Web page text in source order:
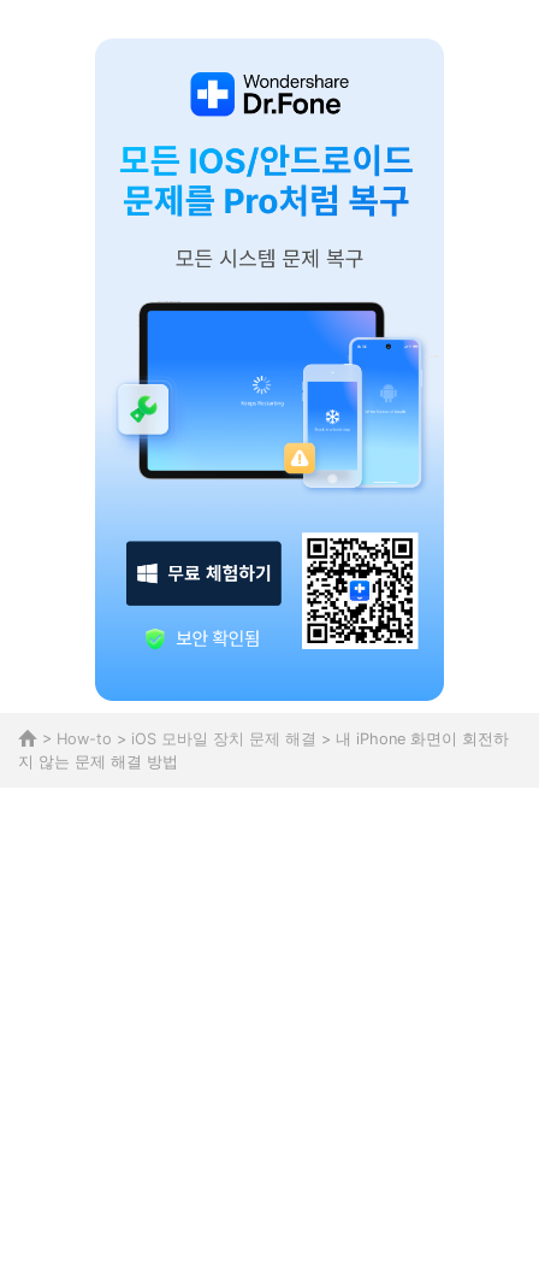
> How-to > iOS 모바일 장치 문제 해결 > 내 iPhone 화면이 회전하
지 않는 문제 해결 방법